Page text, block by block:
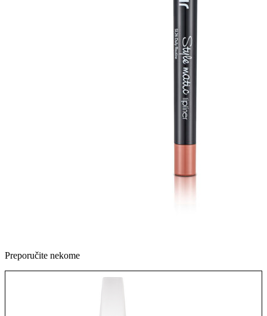
Preporučite nekome